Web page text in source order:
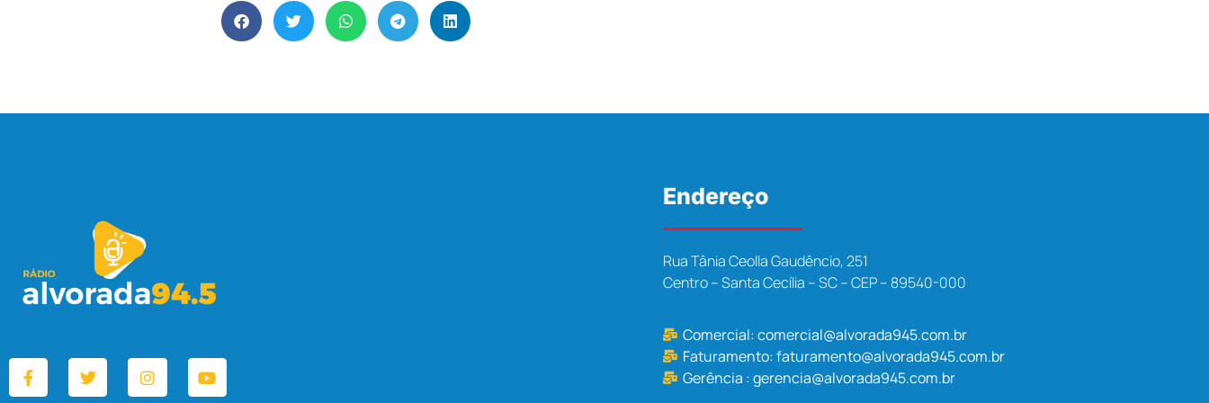
Endereço
Rua Tânia Ceolla Gaudêncio, 251
Centro – Santa Cecília – SC – CEP – 89540-000
Comercial:comercial@alvorada945.com.br
Faturamento:faturamento@alvorada945.com.br
Gerência :gerencia@alvorada945.com.br